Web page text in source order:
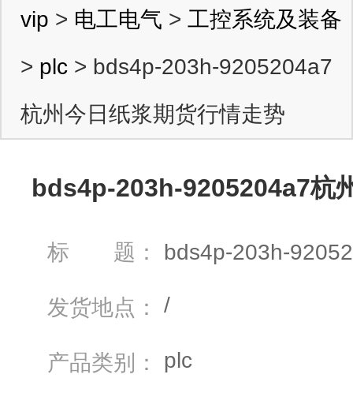
vip > 电工电气 > 工控系统及装备
> plc > bds4p-203h-9205204a7
杭州今日纸浆期货行情走势
bds4p-203h-9205204a7杭
标 题： bds4p-203h-
发货地点： /
产品类别： plc